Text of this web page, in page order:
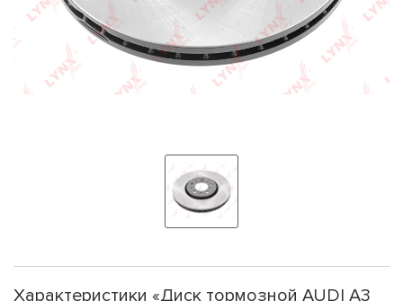
Характеристики «Диск тормозной AUDI A3